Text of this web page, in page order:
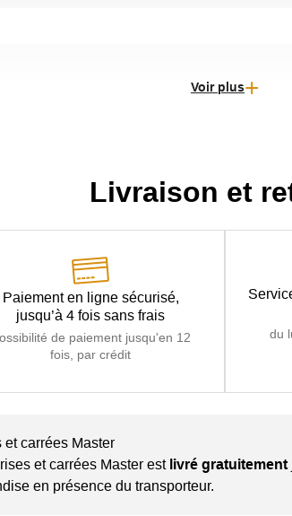
Voir plus
Livraison et
Paiement en ligne sécurisé,
jusqu’à 4 fois sans frais
de paiement jusqu'en 12
fois, par crédit
du
carrées Master
et carrées Master est livré gratuitement
en présence du transporteur.